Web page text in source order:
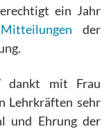
ein Jahr
Mitteilungen der
dankt mit Frau
Lehrkräften sehr
und Ehrung der